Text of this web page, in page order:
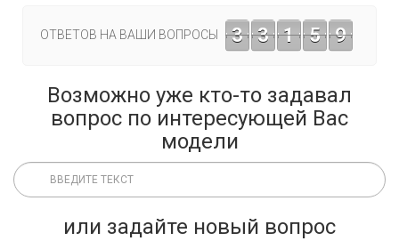
ОТВЕТОВ НА ВАШИ ВОПРОСЫ 3 3 1 5 9
Возможно уже кто-то задавал
вопрос по интересующей Вас
модели
или задайте новый вопрос